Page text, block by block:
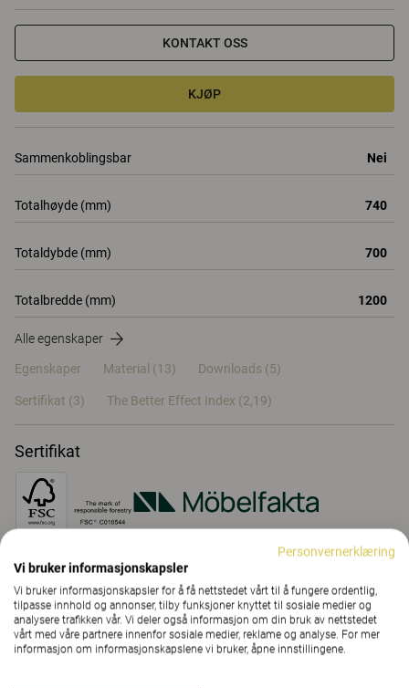
KONTAKT OSS
KJØP
Sammenkoblingsbar Nei
Totalhøyde (mm) 740
Totaldybde (mm) 700
Totalbredde (mm) 1200
Alle egenskaper
Egenskaper Material (13) Downloads (5)
Sertifikat (3) The Better Effect Index (2,19)
Sertifikat
Egenskaper
Material(13)
Personvernerklæring
Vi bruker informasjonskapsler
Vi bruker informasjonskapsler for å få nettstedet vårt til å fungere ordentlig,
tilpasse innhold og annonser, tilby funksjoner knyttet til sosiale medier og
analysere trafikken vår. Vi deler også informasjon om din bruk av nettstedet
vårt med våre partnere innenfor sosiale medier, reklame og analyse. For mer
informasjon om informasjonskapslene vi bruker, åpne innstillingene.